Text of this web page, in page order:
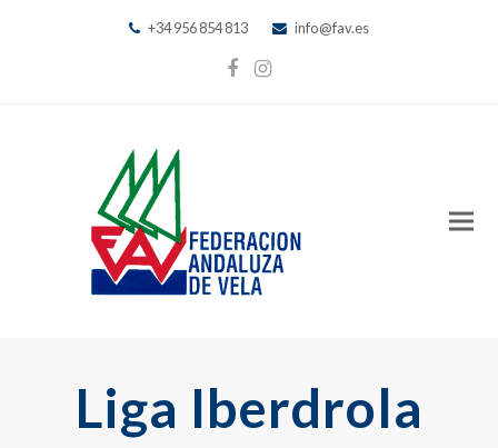
+34 956 854 813 info@fav.es
Facebook
Instagram
Liga Iberdrola